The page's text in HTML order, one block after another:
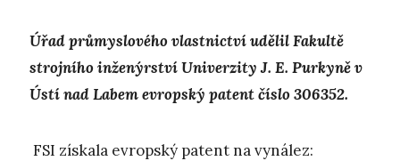
Úřad průmyslového vlastnictví udělil Fakultě
strojního inženýrství Univerzity J. E. Purkyně v
Ústí nad Labem evropský patent číslo 306352.
FSI získala evropský patent na vynález: